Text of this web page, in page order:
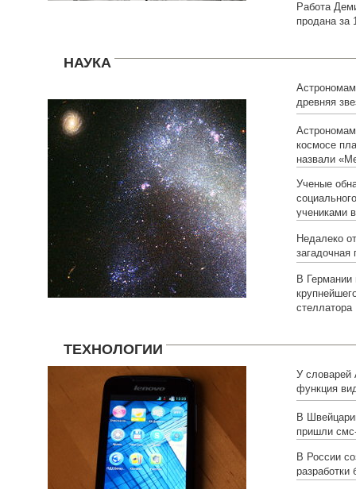
Работа
продана за
НАУКА
древняя
космосе
назвали
Ученые
учениками
Недалеко
загадочная
В Германии
стеллатора
ТЕХНОЛОГИИ
У словарей
функция
В
пришли
В России
разработки